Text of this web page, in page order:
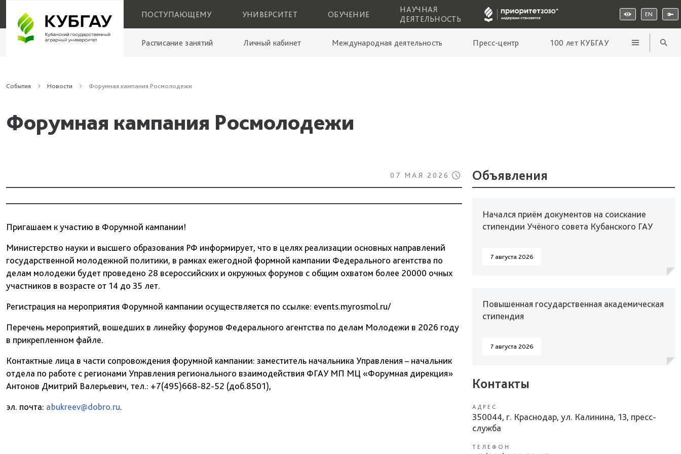
ПОСТУПАЮЩЕМУ УНИВЕРСИТЕТ ОБУЧЕНИЕ
НАУЧНАЯ
ДЕЯТЕЛЬНОСТЬ
EN
Расписание занятий Личный кабинет Международная деятельность Пресс-центр 100 лет КУБГАУ
События Новости Форумная кампания Росмолодежи
Форумная кампания Росмолодежи
07 МАЯ 2026
Пригашаем к участию в Форумной кампании!
Министерство науки и высшего образования РФ информирует, что в целях реализации основных направлений
государственной молодежной политики, в рамках ежегодной формной кампании Федерального агентства по
делам молодежи будет проведено 28 всероссийских и окружных форумов с общим охватом более 20000 очных
участников в возрасте от 14 до 35 лет.
Регистрация на мероприятия Форумной кампании осуществляется по ссылке: events.myrosmol.ru/
Перечень мероприятий, вошедших в линейку форумов Федерального агентства по делам Молодежи в 2026 году
в прикрепленном файле.
Контактные лица в части сопровождения форумной кампании: заместитель начальника Управления – начальник
отдела по работе с регионами Управления регионального взаимодействия ФГАУ МП МЦ «Форумная дирекция»
Антонов Дмитрий Валерьевич, тел.: +7(495)668-82-52 (доб.8501),
эл. почта: abukreev@dobro.ru.
Объявления
Начался приём документов на соискание
стипендии Учёного совета Кубанского ГАУ
7 августа 2026
Повышенная государственная академическая
стипендия
7 августа 2026
Контакты
АДРЕС
350044, г. Краснодар, ул. Калинина, 13, пресс-
служба
ТЕЛЕФОН